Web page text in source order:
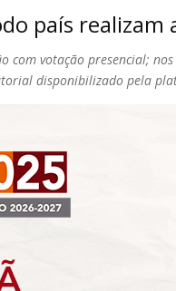
país realizam
votação presencial;
disponibilizado pela